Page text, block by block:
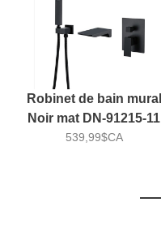
Robinet de bain mural
Noir mat DN-91215-11
539,99$CA
1